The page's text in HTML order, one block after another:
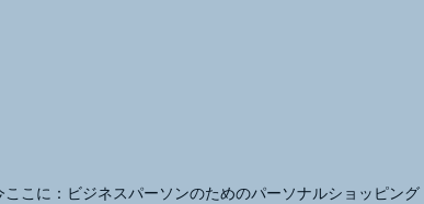
こに：ビジネスパーソンのためのパーソナルショッピング